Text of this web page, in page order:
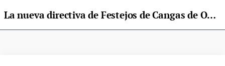
La nueva directiva de Festejos de Cangas de Onís tomó posesión en el Ayuntamiento